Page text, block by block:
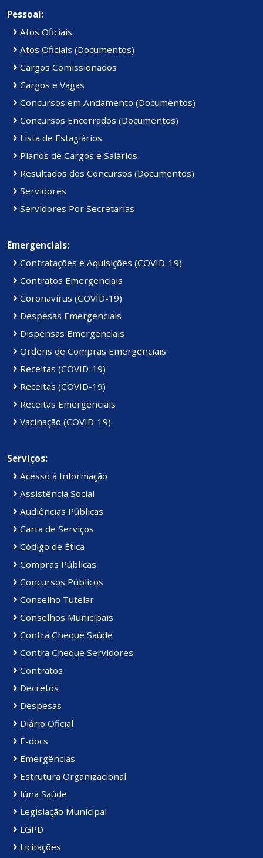
Pessoal:
Atos Oficiais
Atos Oficiais (Documentos)
Cargos Comissionados
Cargos e Vagas
Concursos em Andamento (Documentos)
Concursos Encerrados (Documentos)
Lista de Estagiários
Planos de Cargos e Salários
Resultados dos Concursos (Documentos)
Servidores
Servidores Por Secretarias
Emergenciais:
Contratações e Aquisições (COVID-19)
Contratos Emergenciais
Coronavírus (COVID-19)
Despesas Emergenciais
Dispensas Emergenciais
Ordens de Compras Emergenciais
Receitas (COVID-19)
Receitas (COVID-19)
Receitas Emergenciais
Vacinação (COVID-19)
Serviços:
Acesso à Informação
Assistência Social
Audiências Públicas
Carta de Serviços
Código de Ética
Compras Públicas
Concursos Públicos
Conselho Tutelar
Conselhos Municipais
Contra Cheque Saúde
Contra Cheque Servidores
Contratos
Decretos
Despesas
Diário Oficial
E-docs
Emergências
Estrutura Organizacional
Iúna Saúde
Legislação Municipal
LGPD
Licitações